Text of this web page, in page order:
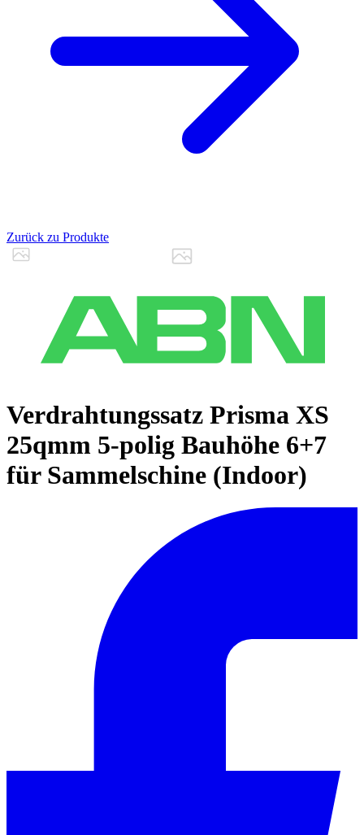
Zurück zu Produkte
Verdrahtungssatz Prisma XS
25qmm 5-polig Bauhöhe 6+7
für Sammelschine (Indoor)